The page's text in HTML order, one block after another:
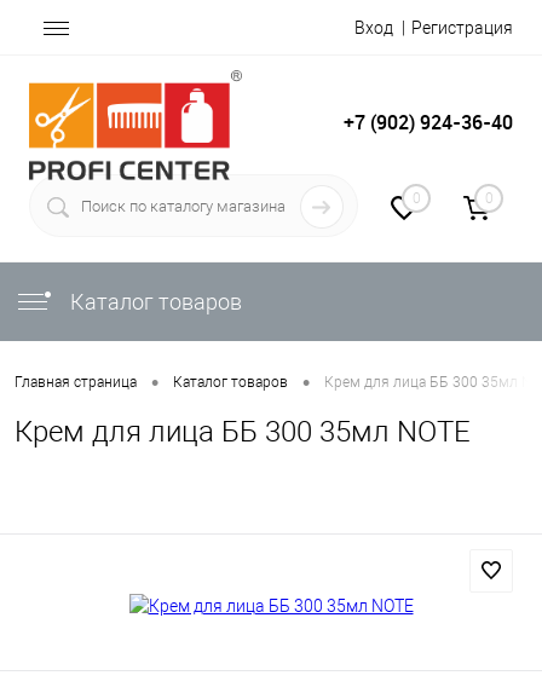
Вход Регистрация
+7 (902) 924-36-40
0 0
Каталог товаров
Главная страница • Каталог товаров • Крем для лица ББ 300 35мл
Крем для лица ББ 300 35мл NOTE